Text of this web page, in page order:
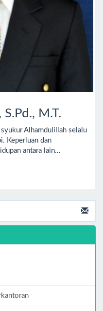
M.T.
Alhamdulillah selalu
Keperluan dan
antara lain…